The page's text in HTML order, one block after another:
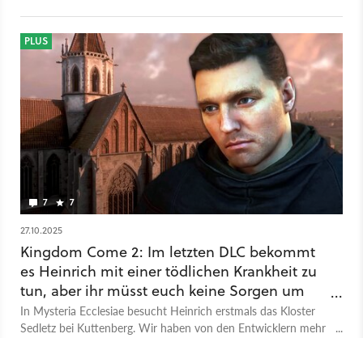
7 7
PLUS
27.10.2025
Kingdom Come 2: Im letzten DLC bekommt
es Heinrich mit einer tödlichen Krankheit zu
tun, aber ihr müsst euch keine Sorgen um
ihn machen
In Mysteria Ecclesiae besucht Heinrich erstmals das Kloster
Sedletz bei Kuttenberg. Wir haben von den Entwicklern mehr